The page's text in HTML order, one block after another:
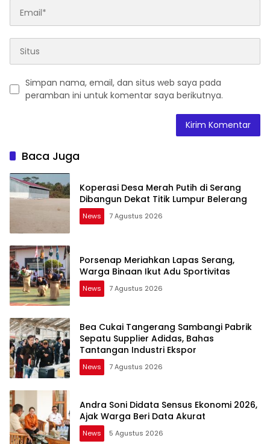
Simpan nama, email, dan situs web saya pada
peramban ini untuk komentar saya berikutnya.
Baca Juga
Koperasi Desa Merah Putih di Serang
Dibangun Dekat Titik Lumpur Belerang
News 7 Agustus 2026
Porsenap Meriahkan Lapas Serang,
Warga Binaan Ikut Adu Sportivitas
News 7 Agustus 2026
Bea Cukai Tangerang Sambangi Pabrik
Sepatu Supplier Adidas, Bahas
Tantangan Industri Ekspor
News 7 Agustus 2026
Andra Soni Didata Sensus Ekonomi 2026,
Ajak Warga Beri Data Akurat
News 5 Agustus 2026